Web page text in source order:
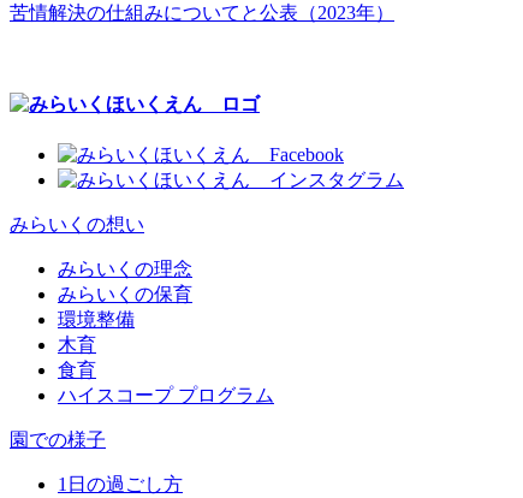
苦情解決の仕組みについてと公表（2023年）
みらいくの想い
みらいくの理念
みらいくの保育
環境整備
木育
食育
ハイスコープ プログラム
園での様子
1日の過ごし方